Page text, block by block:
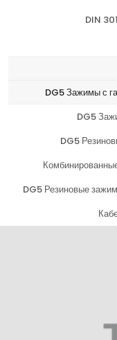
DIN
DG5 Зажимы с
DG5
DG5
DG5 Резиновые